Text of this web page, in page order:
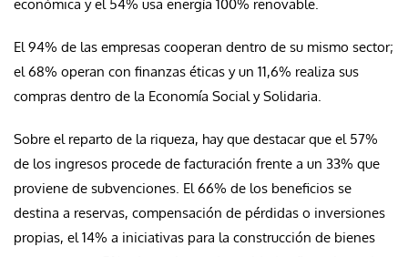
económica y el 54% usa energía 100% renovable.
El 94% de las empresas cooperan dentro de su mismo sector;
el 68% operan con finanzas éticas y un 11,6% realiza sus
compras dentro de la Economía Social y Solidaria.
Sobre el reparto de la riqueza, hay que destacar que el 57%
de los ingresos procede de facturación frente a un 33% que
proviene de subvenciones. El 66% de los beneficios se
destina a reservas, compensación de pérdidas o inversiones
propias, el 14% a iniciativas para la construcción de bienes